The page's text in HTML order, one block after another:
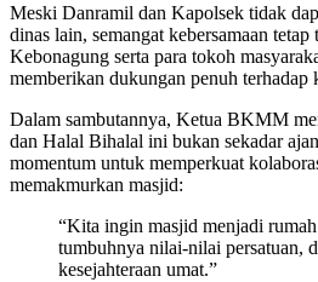
Meski Danramil dan Kapolsek tidak
dinas lain, semangat kebersamaan tetap
Kebonagung serta para tokoh
memberikan dukungan penuh terhadap
Dalam sambutannya, Ketua BKMM
dan Halal Bihalal ini bukan sekadar
momentum untuk memperkuat
memakmurkan masjid:
“Kita ingin masjid menjadi rumah
tumbuhnya nilai-nilai persatuan,
kesejahteraan umat.”